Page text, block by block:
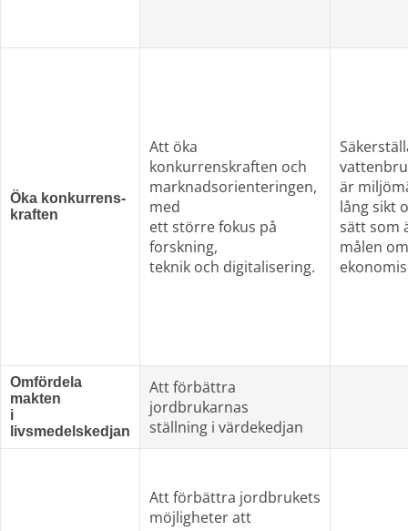
Öka konkurrens-
kraften
Att öka
konkurrenskraften och
marknadsorienteringen,
med
ett större fokus på
forskning,
teknik och digitalisering.
är
lång sikt
sätt som
målen
Omfördela
makten
i
livsmedelskedjan
Att förbättra
jordbrukarnas
ställning i värdekedjan
Att förbättra jordbrukets
möjligheter att